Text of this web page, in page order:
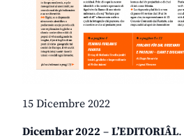
15 Dicembre 2022
Dicembar 2022 – L’EDITORIÂL.